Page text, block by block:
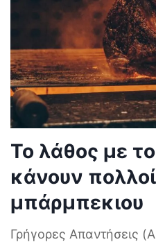
Το λάθος με
κάνουν
μπάρμπεκιου
Γρήγορες Απαντήσεις